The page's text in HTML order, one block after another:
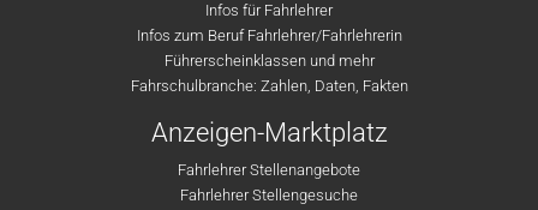
Infos für Fahrlehrer
Infos zum Beruf Fahrlehrer/Fahrlehrerin
Führerscheinklassen und mehr
Fahrschulbranche: Zahlen, Daten, Fakten
Anzeigen-Marktplatz
Fahrlehrer Stellenangebote
Fahrlehrer Stellengesuche